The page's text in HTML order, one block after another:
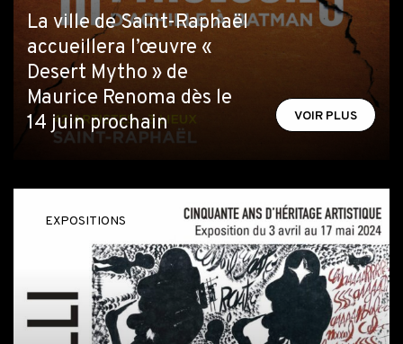
La ville de Saint-Raphaël
accueillera l’œuvre «
Desert Mytho » de
Maurice Renoma dès le
14 juin prochain
VOIR PLUS
EXPOSITIONS